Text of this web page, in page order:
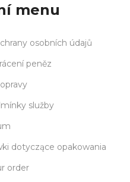
menu
osobních údajů
peněz
služby
dotyczące opakowania
order